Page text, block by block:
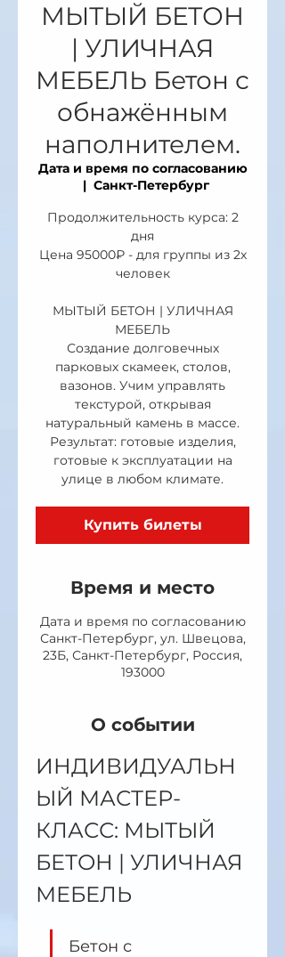
МЫТЫЙ БЕТОН
| УЛИЧНАЯ
МЕБЕЛЬ Бетон с
обнажённым
наполнителем.
Дата и время по согласованию
  |
Санкт-Петербург
Продолжительность курса: 2
дня
Цена 95000₽ - для группы из 2х
человек
МЫТЫЙ БЕТОН | УЛИЧНАЯ
МЕБЕЛЬ
Создание долговечных
парковых скамеек, столов,
вазонов. Учим управлять
текстурой, открывая
натуральный камень в массе.
Результат: готовые изделия,
готовые к эксплуатации на
улице в любом климате.
Купить билеты
Время и место
Дата и время по согласованию
Санкт-Петербург, ул. Швецова,
23Б, Санкт-Петербург, Россия,
193000
О событии
ИНДИВИДУАЛЬН
ЫЙ МАСТЕР-
КЛАСС: МЫТЫЙ
БЕТОН | УЛИЧНАЯ
МЕБЕЛЬ
Бетон с